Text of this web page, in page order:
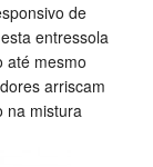
de
entressola
até mesmo
arriscam
na mistura